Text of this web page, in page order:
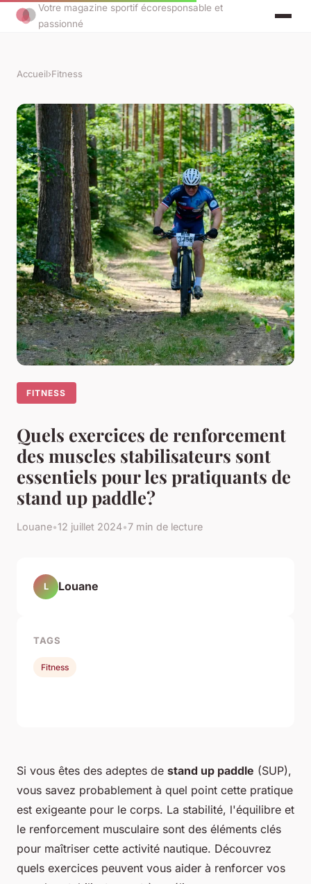
Votre magazine sportif écoresponsable et
passionné
Accueil›Fitness
FITNESS
Quels exercices de renforcement
des muscles stabilisateurs sont
essentiels pour les pratiquants de
stand up paddle?
Louane•12 juillet 2024•7 min de lecture
Si vous êtes des adeptes de stand up paddle (SUP),
vous savez probablement à quel point cette pratique
est exigeante pour le corps. La stabilité, l'équilibre et
le renforcement musculaire sont des éléments clés
pour maîtriser cette activité nautique. Découvrez
quels exercices peuvent vous aider à renforcer vos
L Louane
TAGS
Fitness